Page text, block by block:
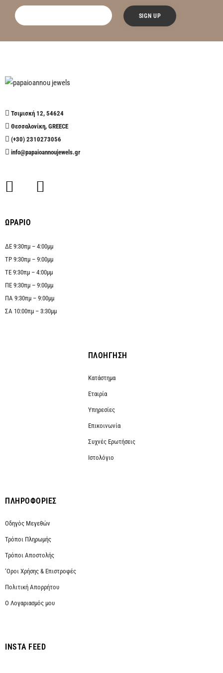
Τσιμισκή 12, 54624
Θεσσαλονίκη, GREECE
(+30) 2310273056
info@papaioannoujewels.gr
ΩΡΑΡΙΟ
ΔΕ 9:30πμ – 4:00μμ
ΤΡ 9:30πμ – 9:00μμ
ΤΕ 9:30πμ – 4:00μμ
ΠΕ 9:30πμ – 9:00μμ
ΠΑ 9:30πμ – 9:00μμ
ΣΑ 10:00πμ – 3:30μμ
ΠΛΟΗΓΗΣΗ
Κατάστημα
Εταιρία
Υπηρεσίες
Επικοινωνία
Συχνές Ερωτήσεις
Ιστολόγιο
ΠΛΗΡΟΦΟΡΙΕΣ
Οδηγός Μεγεθών
Τρόποι Πληρωμής
Τρόποι Αποστολής
‘Οροι Χρήσης & Επιστροφές
Πολιτική Απορρήτου
Ο Λογαριασμός μου
INSTA FEED